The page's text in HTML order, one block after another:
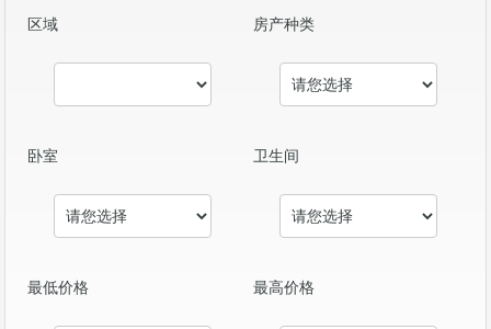
区域 房产种类
卧室 卫生间
最低价格 最高价格